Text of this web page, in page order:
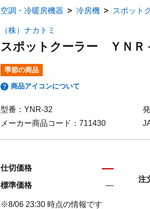
空調・冷暖房機器 冷房機 スポット
（株）ナカトミ
スポットクーラー ＹＮＲ
季節の商品
商品アイコンについて
型番：YNR-32
メーカー商品コード：711430
仕切価格 ―
標準価格 ―
注
※8/06 23:30 時点の情報です